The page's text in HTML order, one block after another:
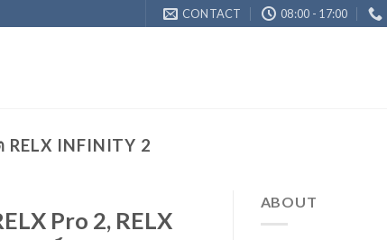
CONTACT 08:00 - 17:00
RELX INFINITY 2
Pro 2, RELX
ABOUT